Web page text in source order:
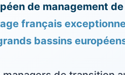
de management
français
bassins